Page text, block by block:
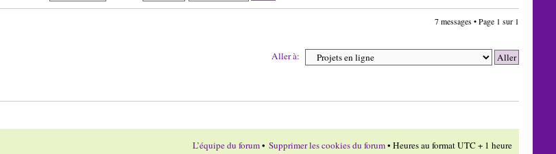
7 messages • Page 1 sur 1
Aller à:
L’équipe du forum• Supprimer les cookies du forum• Heures au format UTC + 1 heure